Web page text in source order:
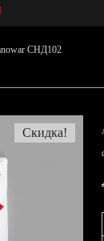
СНД102
Скидка!